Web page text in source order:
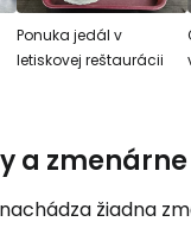
Ponuka jedál v
letiskovej reštaurácii
a zmenárne
žiadna